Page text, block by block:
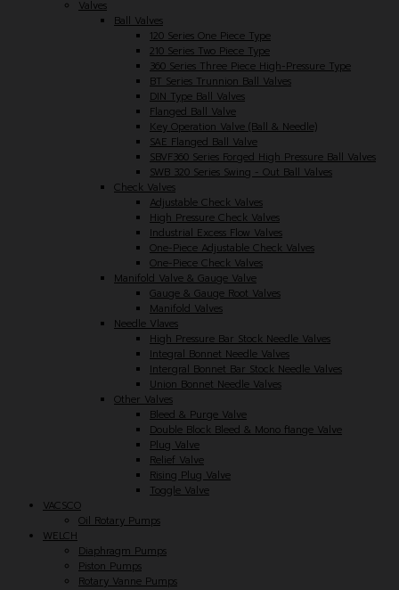
Valves
Ball Valves
120 Series One Piece Type
210 Series Two Piece Type
360 Series Three Piece High-Pressure Type
BT Series Trunnion Ball Valves
DIN Type Ball Valves
Flanged Ball Valve
Key Operation Valve (Ball & Needle)
SAE Flanged Ball Valve
SBVF360 Series Forged High Pressure Ball Valves
SWB 320 Series Swing - Out Ball Valves
Check Valves
Adjustable Check Valves
High Pressure Check Valves
Industrial Excess Flow Valves
One-Piece Adjustable Check Valves
One-Piece Check Valves
Manifold Valve & Gauge Valve
Gauge & Gauge Root Valves
Manifold Valves
Needle Vlaves
High Pressure Bar Stock Needle Valves
Integral Bonnet Needle Valves
Intergral Bonnet Bar Stock Needle Valves
Union Bonnet Needle Valves
Other Valves
Bleed & Purge Valve
Double Block Bleed & Mono flange Valve
Plug Valve
Relief Valve
Rising Plug Valve
Toggle Valve
VACSCO
Oil Rotary Pumps
WELCH
Diaphragm Pumps
Piston Pumps
Rotary Vanne Pumps